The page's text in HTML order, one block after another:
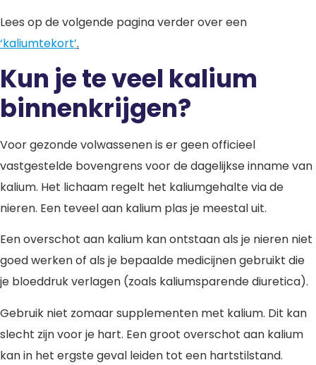
Lees op de volgende pagina verder over een
‘kaliumtekort’.
Kun je te veel kalium
binnenkrijgen?
Voor gezonde volwassenen is er geen officieel
vastgestelde bovengrens voor de dagelijkse inname van
kalium. Het lichaam regelt het kaliumgehalte via de
nieren. Een teveel aan kalium plas je meestal uit.
Een overschot aan kalium kan ontstaan als je nieren niet
goed werken of als je bepaalde medicijnen gebruikt die
je bloeddruk verlagen (zoals kaliumsparende diuretica).
Gebruik niet zomaar supplementen met kalium. Dit kan
slecht zijn voor je hart. Een groot overschot aan kalium
kan in het ergste geval leiden tot een hartstilstand.